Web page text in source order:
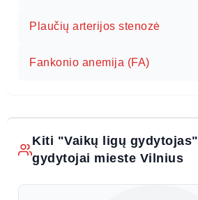
Plaučių arterijos stenozė
Fankonio anemija (FA)
Kiti "Vaikų ligų
gydytojai mieste Vilnius